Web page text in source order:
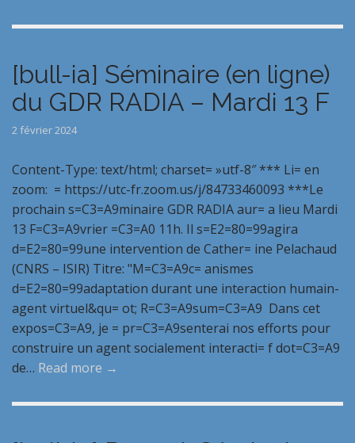
[bull-ia] Séminaire (en ligne)
du GDR RADIA – Mardi 13 F
2 février 2024
Content-Type: text/html; charset= »utf-8″ *** Li= en
zoom: = https://utc-fr.zoom.us/j/84733460093 ***Le
prochain s=C3=A9minaire GDR RADIA aur= a lieu Mardi
13 F=C3=A9vrier =C3=A0 11h. Il s=E2=80=99agira
d=E2=80=99une intervention de Cather= ine Pelachaud
(CNRS – ISIR) Titre: "M=C3=A9c= anismes
d=E2=80=99adaptation durant une interaction humain-
agent virtuel&qu= ot; R=C3=A9sum=C3=A9 Dans cet
expos=C3=A9, je = pr=C3=A9senterai nos efforts pour
construire un agent socialement interacti= f dot=C3=A9
de… Read more →